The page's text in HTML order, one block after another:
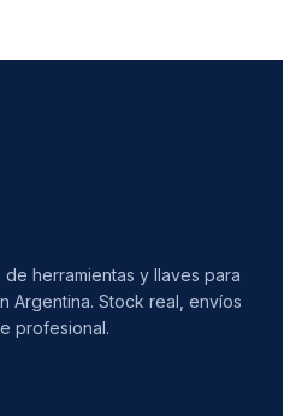
herramientas y llaves para
Argentina. Stock real, envíos
profesional.